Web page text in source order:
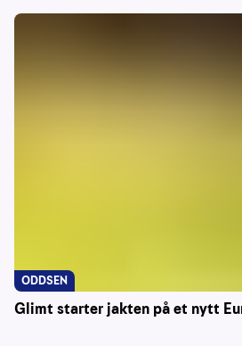
Glimt starter jakten på et nytt
ODDSEN